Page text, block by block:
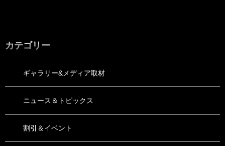
カテゴリー
ギャラリー&メディア取材
ニュース＆トピックス
割引＆イベント